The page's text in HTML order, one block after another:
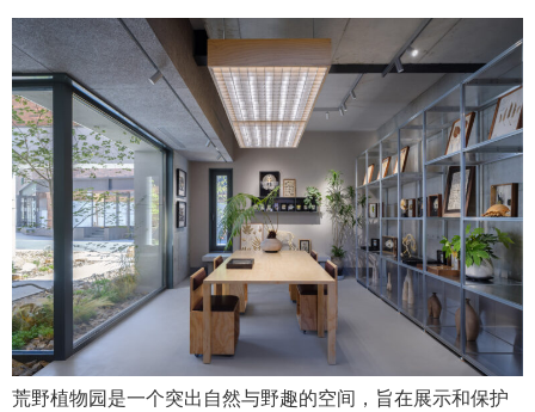
荒野植物园是一个突出自然与野趣的空间，旨在展示和保护